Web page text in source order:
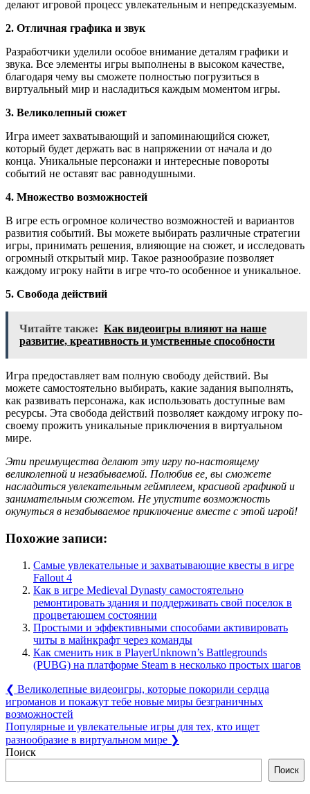
делают игровой процесс увлекательным и непредсказуемым.
2. Отличная графика и звук
Разработчики уделили особое внимание деталям графики и
звука. Все элементы игры выполнены в высоком качестве,
благодаря чему вы сможете полностью погрузиться в
виртуальный мир и насладиться каждым моментом игры.
3. Великолепный сюжет
Игра имеет захватывающий и запоминающийся сюжет,
который будет держать вас в напряжении от начала и до
конца. Уникальные персонажи и интересные повороты
событий не оставят вас равнодушными.
4. Множество возможностей
В игре есть огромное количество возможностей и вариантов
развития событий. Вы можете выбирать различные стратегии
игры, принимать решения, влияющие на сюжет, и исследовать
огромный открытый мир. Такое разнообразие позволяет
каждому игроку найти в игре что-то особенное и уникальное.
5. Свобода действий
Читайте также: Как видеоигры влияют на наше
развитие, креативность и умственные способности
Игра предоставляет вам полную свободу действий. Вы
можете самостоятельно выбирать, какие задания выполнять,
как развивать персонажа, как использовать доступные вам
ресурсы. Эта свобода действий позволяет каждому игроку по-
своему прожить уникальные приключения в виртуальном
мире.
Эти преимущества делают эту игру по-настоящему
великолепной и незабываемой. Полюбив ее, вы сможете
насладиться увлекательным геймплеем, красивой графикой и
занимательным сюжетом. Не упустите возможность
окунуться в незабываемое приключение вместе с этой игрой!
Похожие записи:
Самые увлекательные и захватывающие квесты в игре
Fallout 4
Как в игре Medieval Dynasty самостоятельно
ремонтировать здания и поддерживать свой поселок в
процветающем состоянии
Простыми и эффективными способами активировать
читы в майнкрафт через команды
Как сменить ник в PlayerUnknown’s Battlegrounds
(PUBG) на платформе Steam в несколько простых шагов
Навигация
по
записям
❮ Previous
Post:
Великолепные видеоигры, которые покорили сердца
игроманов и покажут тебе новые миры безграничных
возможностей
Next
Post:
Популярные и увлекательные игры для тех, кто ищет
разнообразие в виртуальном мире ❯
Поиск
Поиск